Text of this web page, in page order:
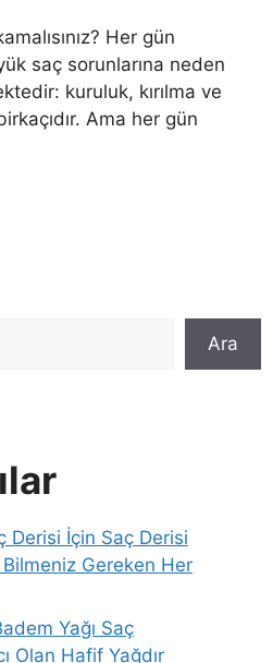
Her gün
saç sorunlarına neden
kuruluk, kırılma ve
Ama her gün
Ara
Derisi İçin Saç Derisi
Bilmeniz Gereken Her
Yağı Saç
Olan Hafif Yağdır